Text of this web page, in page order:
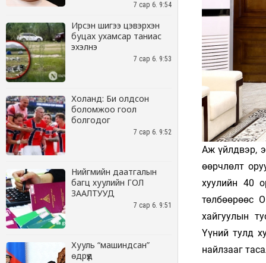
7 сар 6. 9:54
Ирсэн шигээ цэвэрхэн
буцах ухамсар таниас
эхэлнэ
7 сар 6. 9:53
Холанд: Би олдсон
боломжоо гоол
болгодог
7 сар 6. 9:52
Нийгмийн даатгалын
багц хуулийн ГОЛ
ЗААЛТУУД
7 сар 6. 9:51
Хууль “машиндсан”
өдрүүд